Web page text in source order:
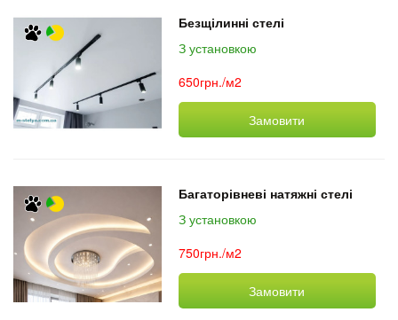
Безщілинні стелі
З установкою
650грн./м2
Замовити
Багаторівневі натяжні стелі
З установкою
750грн./м2
Замовити